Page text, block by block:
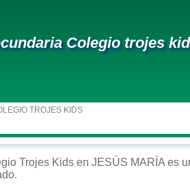
Colegio trojes
TROJES KIDS
Trojes Kids en JESÚS MARÍA es
.